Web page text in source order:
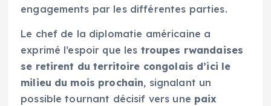
engagements par les différentes parties.
Le chef de la diplomatie américaine a
exprimé l’espoir que les troupes rwandaises
se retirent du territoire congolais d’ici le
milieu du mois prochain, signalant un
possible tournant décisif vers une paix